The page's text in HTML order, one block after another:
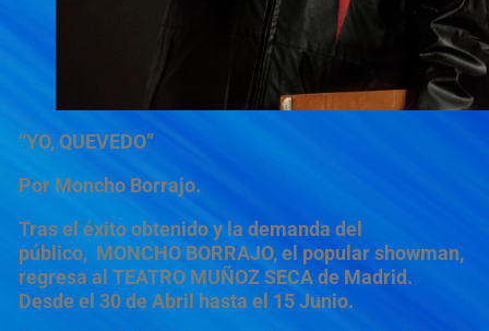
“YO, QUEVEDO”
Por Moncho Borrajo.
Tras el éxito obtenido y la demanda del
público, MONCHO BORRAJO, el popular showman,
regresa al TEATRO MUÑOZ SECA de Madrid.
Desde el 30 de Abril hasta el 15 Junio.